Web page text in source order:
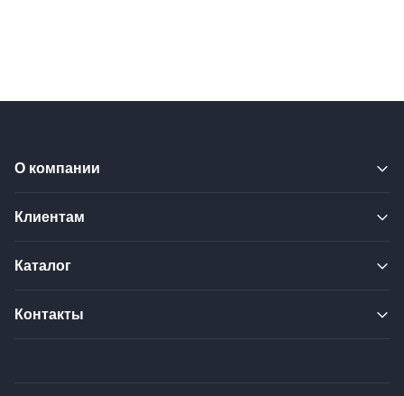
О компании
Клиентам
Каталог
Контакты